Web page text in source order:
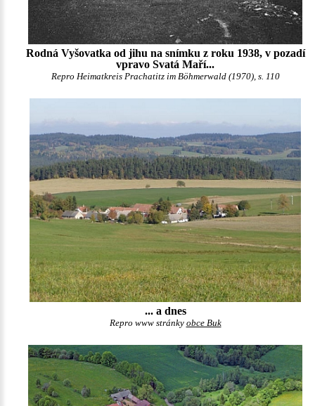
Rodná Vyšovatka od jihu na snímku z roku 1938, v pozadí
vpravo Svatá Maří...
Repro Heimatkreis Prachatitz im Böhmerwald (1970), s. 110
... a dnes
Repro www stránky obce Buk